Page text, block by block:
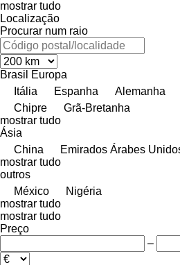
mostrar tudo
Localização
Procurar num raio
Brasil
Europa
Itália
Espanha Alemanha
Chipre
Grã-Bretanha
mostrar tudo
Ásia
China
Emirados Árabes
mostrar tudo
outros
México
Nigéria
mostrar tudo
mostrar tudo
Preço
–